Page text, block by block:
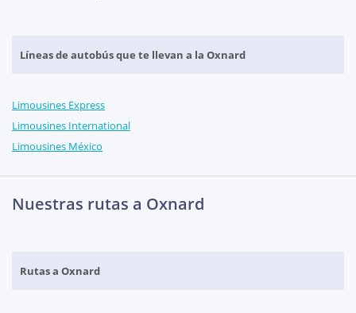
Líneas de autobús que te llevan a la Oxnard
Limousines Express
Limousines International
Limousines México
Nuestras rutas a Oxnard
Rutas a Oxnard